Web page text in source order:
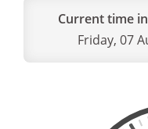
Current time
Friday, 07